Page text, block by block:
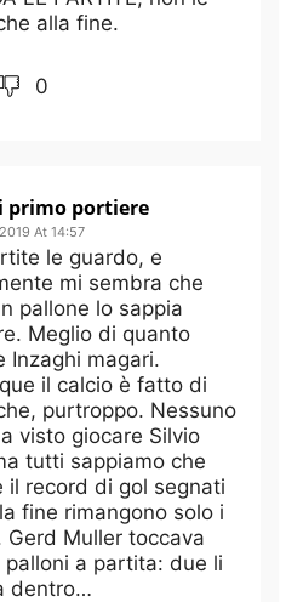
alla fine.
0
primo portiere
At 14:57
le guardo, e
mi sembra che
pallone lo sappia
Meglio di quanto
Inzaghi magari.
il calcio è fatto di
purtroppo. Nessuno
visto giocare Silvio
tutti sappiamo che
il record di gol segnati
fine rimangono solo i
Gerd Muller toccava
palloni a partita: due li
dentro…